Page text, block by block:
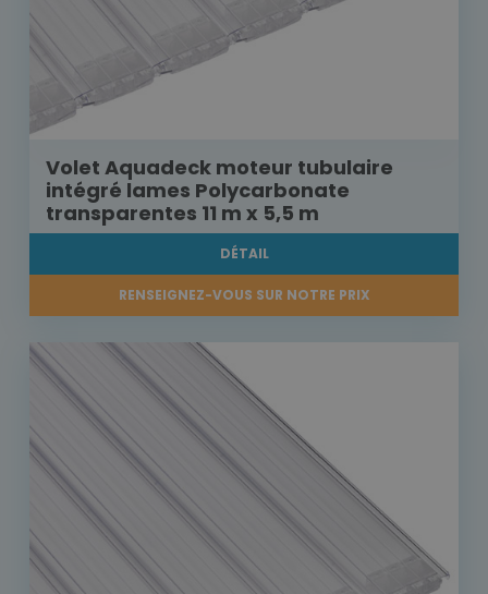
Volet Aquadeck moteur tubulaire
intégré lames Polycarbonate
transparentes 11 m x 5,5 m
DÉTAIL
RENSEIGNEZ-VOUS SUR NOTRE PRIX